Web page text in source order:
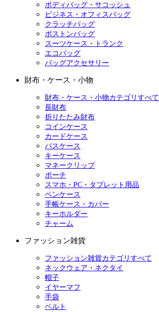
ボディバッグ・サコッシュ
ビジネス・オフィスバッグ
クラッチバッグ
ボストンバッグ
スーツケース・トランク
エコバッグ
バッグアクセサリー
財布・ケース・小物
財布・ケース・小物カテゴリすべて
長財布
折りたたみ財布
コインケース
カードケース
パスケース
キーケース
マネークリップ
ポーチ
スマホ・PC・タブレット用品
ペンケース
手帳ケース・カバー
キーホルダー
チャーム
ファッション雑貨
ファッション雑貨カテゴリすべて
ネックウェア・ネクタイ
帽子
イヤーマフ
手袋
ベルト